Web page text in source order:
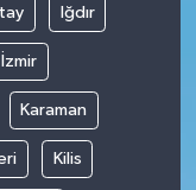
Iğdır
İzmir
Karaman
Kilis